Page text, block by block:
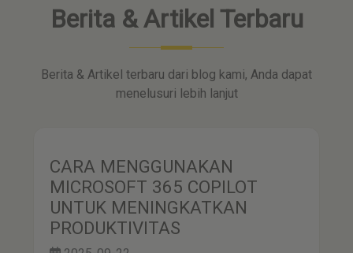
Berita & Artikel Terbaru
Berita & Artikel terbaru dari blog kami, Anda dapat
menelusuri lebih lanjut
MENGUASAI MICROSOFT
COPILOT DAN AGEN AI
2025-09-24
Microsoft Copilot dan agen AI adalah inovasi